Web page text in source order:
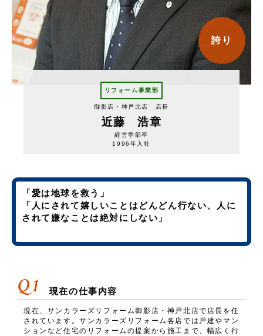
誇り
リフォーム事業部
御影店・神戸北店 店長
近藤 浩章
経営学部卒
1996年入社
「愛は地球を救う」
「人にされて嬉しいことはどんどん行ない、人に
されて嫌なことは絶対にしない」
Q1 現在の仕事内容
現在、サンカラーズリフォーム御影店・神戸北店で店長を任
されています。サンカラーズリフォーム各店では戸建やマン
ションなど住宅のリフォームの提案から施工まで、幅広く行